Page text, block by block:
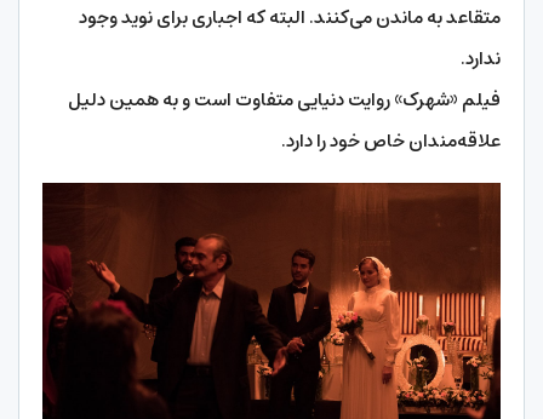
متقاعد به ماندن می‌کنند. البته که اجباری برای نوید وجود
ندارد.
فیلم «شهرک» روایت دنیایی متفاوت است و به همین دلیل
علاقه‌مندان خاص خود را دارد.